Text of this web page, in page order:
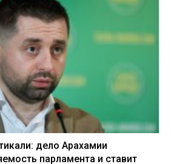
дело Арахамии
парламента и ставит